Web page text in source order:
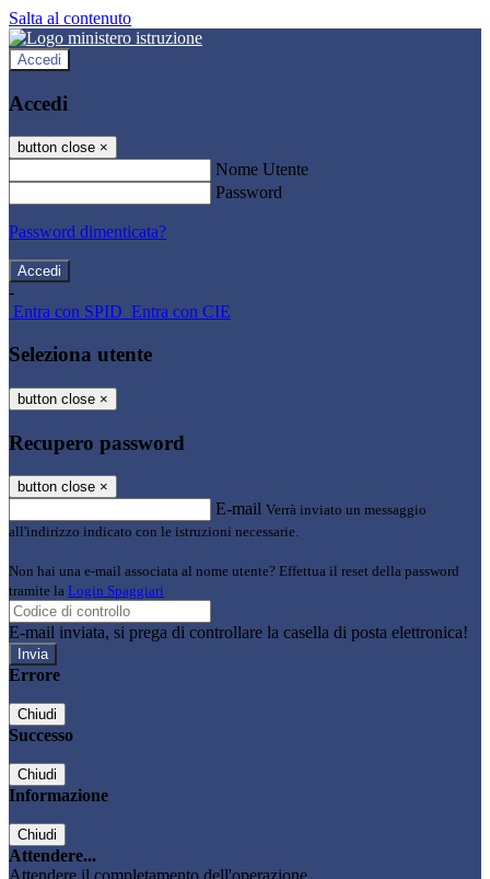
Salta al contenuto
Accedi
Accedi
button close ×
Nome Utente
Password
Password dimenticata?
-
Entra con SPID Entra con CIE
Seleziona utente
button close ×
Recupero password
button close ×
E-mail Verrà inviato un messaggio
all'indirizzo indicato con le istruzioni necessarie.
Non hai una e-mail associata al nome utente? Effettua il reset della password
tramite la Login Spaggiari
E-mail inviata, si prega di controllare la casella di posta elettronica!
Errore
Chiudi
Successo
Chiudi
Informazione
Chiudi
Attendere...